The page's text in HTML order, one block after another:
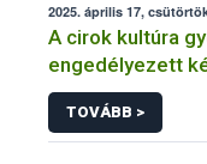
2025. április 17,
A cirok kultúra
engedélyezett
TOVÁBB >